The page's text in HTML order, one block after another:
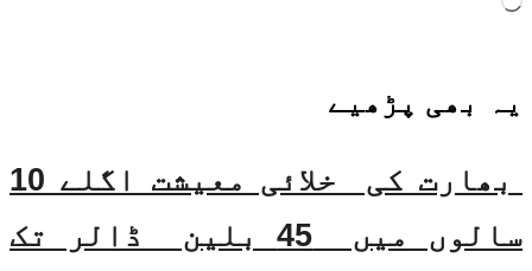
یہ بھی پڑھیے
بھارت کی خلائی معیشت اگلے 10
سالوں میں 45 بلین ڈالر تک